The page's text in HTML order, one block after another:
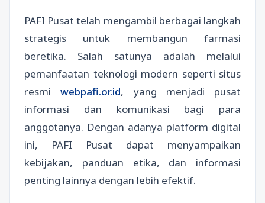
PAFI Pusat telah mengambil berbagai langkah
strategis untuk membangun farmasi
beretika. Salah satunya adalah melalui
pemanfaatan teknologi modern seperti situs
resmiwebpafi.or.id, yang menjadi pusat
informasi dan komunikasi bagi para
anggotanya. Dengan adanya platform digital
ini, PAFI Pusat dapat menyampaikan
kebijakan, panduan etika, dan informasi
penting lainnya dengan lebih efektif.